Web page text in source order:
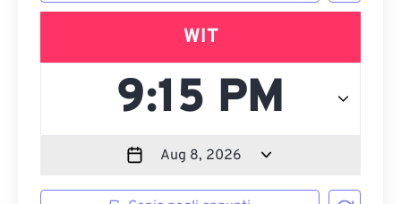
WIT